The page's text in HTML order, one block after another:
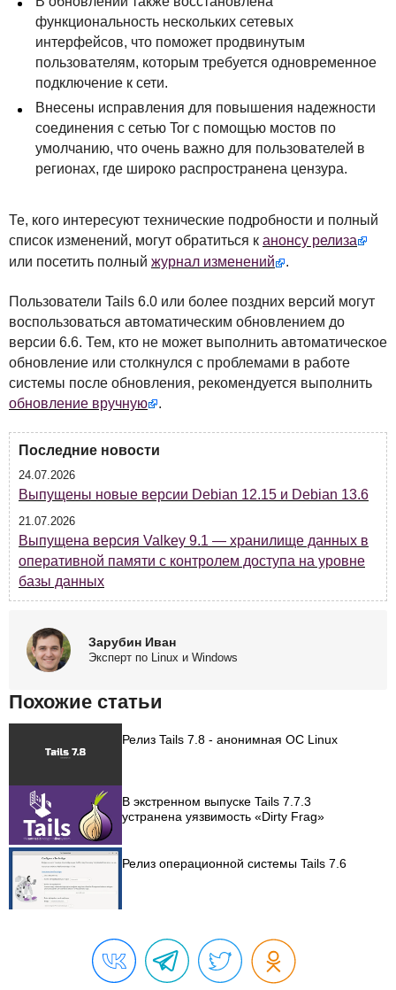
функциональность нескольких сетевых
интерфейсов, что поможет продвинутым
пользователям, которым требуется одновременное
подключение к сети.
Внесены исправления для повышения надежности
соединения с сетью Tor с помощью мостов по
умолчанию, что очень важно для пользователей в
регионах, где широко распространена цензура.
Те, кого интересуют технические подробности и полный
список изменений, могут обратиться к анонсу релиза
или посетить полный журнал изменений .
Пользователи Tails 6.0 или более поздних версий могут
воспользоваться автоматическим обновлением до
версии 6.6. Тем, кто не может выполнить автоматическое
обновление или столкнулся с проблемами в работе
системы после обновления, рекомендуется выполнить
обновление вручную
.
Последние новости
24.07.2026
Выпущены новые версии Debian 12.15 и Debian 13.6
21.07.2026
Выпущена версия Valkey 9.1 — хранилище данных в
оперативной памяти с контролем доступа на уровне
базы данных
Зарубин Иван
Эксперт по Linux и Windows
Похожие статьи
Релиз Tails 7.8 - анонимная ОС Linux
В экстренном выпуске Tails 7.7.3
устранена уязвимость «Dirty Frag»
Релиз операционной системы Tails 7.6